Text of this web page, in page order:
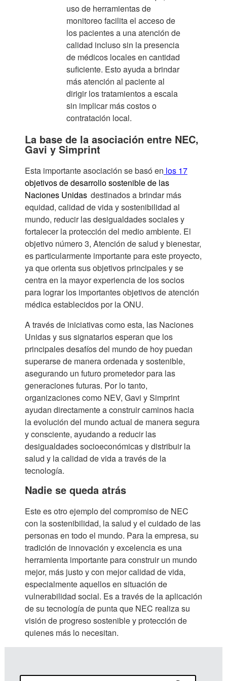
uso de herramientas de
monitoreo facilita el acceso de
los pacientes a una atención de
calidad incluso sin la presencia
de médicos locales en cantidad
suficiente. Esto ayuda a brindar
más atención al paciente al
dirigir los tratamientos a escala
sin implicar más costos o
contratación local.
La base de la asociación entre NEC,
Gavi y Simprint
Esta importante asociación se basó en los 17
objetivos de desarrollo sostenible de las
Naciones Unidas destinados a brindar más
equidad, calidad de vida y sostenibilidad al
mundo, reducir las desigualdades sociales y
fortalecer la protección del medio ambiente. El
objetivo número 3, Atención de salud y bienestar,
es particularmente importante para este proyecto,
ya que orienta sus objetivos principales y se
centra en la mayor experiencia de los socios
para lograr los importantes objetivos de atención
médica establecidos por la ONU.
A través de iniciativas como esta, las Naciones
Unidas y sus signatarios esperan que los
principales desafíos del mundo de hoy puedan
superarse de manera ordenada y sostenible,
asegurando un futuro prometedor para las
generaciones futuras. Por lo tanto,
organizaciones como NEV, Gavi y Simprint
ayudan directamente a construir caminos hacia
la evolución del mundo actual de manera segura
y consciente, ayudando a reducir las
desigualdades socioeconómicas y distribuir la
salud y la calidad de vida a través de la
tecnología.
Nadie se queda atrás
Este es otro ejemplo del compromiso de NEC
con la sostenibilidad, la salud y el cuidado de las
personas en todo el mundo. Para la empresa, su
tradición de innovación y excelencia es una
herramienta importante para construir un mundo
mejor, más justo y con mejor calidad de vida,
especialmente aquellos en situación de
vulnerabilidad social. Es a través de la aplicación
de su tecnología de punta que NEC realiza su
visión de progreso sostenible y protección de
quienes más lo necesitan.